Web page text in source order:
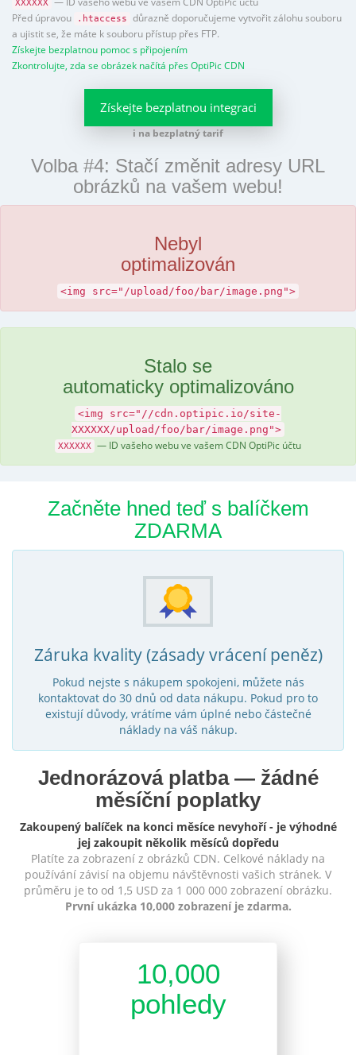
XXXXXX
Před úpravou
.htaccess
důrazně doporučujeme vytvořit zálohu souboru
a ujistit se, že máte k souboru přístup přes FTP.
Získejte bezplatnou pomoc s připojením
Zkontrolujte, zda se obrázek načítá přes OptiPic CDN
Získejte bezplatnou integraci
i na bezplatný tarif
Volba #4: Stačí změnit adresy URL
obrázků na vašem webu!
Nebyl
optimalizován
<img src="/upload/foo/bar/image.png">
Stalo se
automaticky optimalizováno
<img src="//cdn.optipic.io/site-
XXXXXX/upload/foo/bar/image.png">
XXXXXX — ID vašeho webu ve vašem CDN OptiPic účtu
Začněte hned teď s balíčkem
ZDARMA
Záruka kvality (zásady vrácení peněz)
Pokud nejste s nákupem spokojeni, můžete nás
kontaktovat do 30 dnů od data nákupu. Pokud pro to
existují důvody, vrátíme vám úplné nebo částečné
náklady na váš nákup.
Jednorázová platba — žádné
měsíční poplatky
Zakoupený balíček na konci měsíce nevyhoří - je výhodné
jej zakoupit několik měsíců dopředu
Platíte za zobrazení z obrázků CDN. Celkové náklady na
používání závisí na objemu návštěvnosti vašich stránek. V
průměru je to od 1,5 USD za 1 000 000 zobrazení obrázku.
První ukázka 10,000 zobrazení je zdarma.
10,000
pohledy